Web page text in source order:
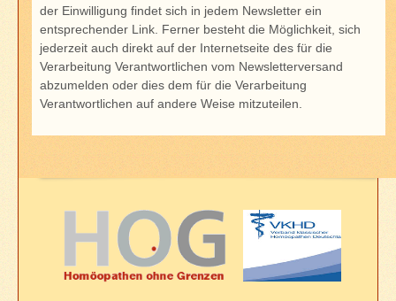
der Einwilligung findet sich in jedem Newsletter ein
entsprechender Link. Ferner besteht die Möglichkeit, sich
jederzeit auch direkt auf der Internetseite des für die
Verarbeitung Verantwortlichen vom Newsletterversand
abzumelden oder dies dem für die Verarbeitung
Verantwortlichen auf andere Weise mitzuteilen.